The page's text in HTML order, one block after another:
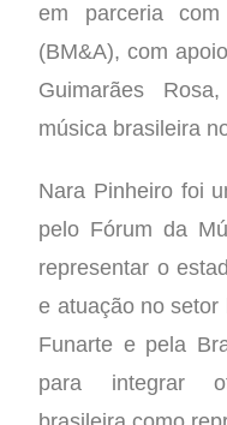
em parceria
(BM&A), com
Guimarães
música brasileira
Nara Pinheiro foi
pelo Fórum da
representar o
e atuação no
Funarte e pela
para integrar